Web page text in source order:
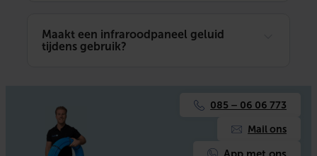
Maakt een infraroodpaneel geluid
tijdens gebruik?
085 – 06 06 773
Mail ons